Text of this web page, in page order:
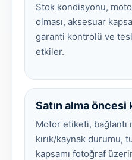
Stok kondisyonu,
olması, aksesuar
garanti kontrolü ve
etkiler.
Satın alma öncesi
Motor etiketi, bağlantı
kırık/kaynak durumu,
kapsamı fotoğraf